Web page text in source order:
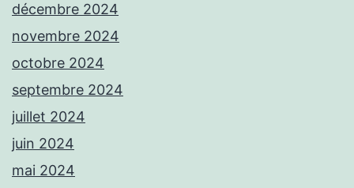
décembre 2024
novembre 2024
octobre 2024
septembre 2024
juillet 2024
juin 2024
mai 2024